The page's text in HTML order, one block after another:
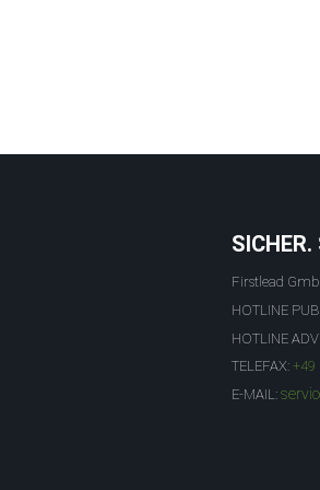
Firstlead
HOTLINE
HOTLINE
TELEFAX: +49
E-MAIL: